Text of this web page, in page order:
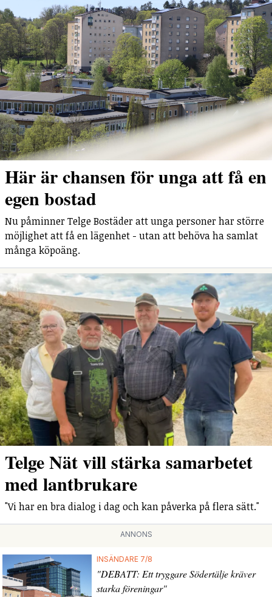
Här är chansen för unga att få en
egen bostad
Nu påminner Telge Bostäder att unga personer har större
möjlighet att få en lägenhet - utan att behöva ha samlat
många köpoäng.
Telge Nät vill stärka samarbetet
med lantbrukare
"Vi har en bra dialog i dag och kan påverka på flera sätt."
ANNONS
INSÄNDARE 7/8
"DEBATT: Ett tryggare Södertälje kräver
starka föreningar"